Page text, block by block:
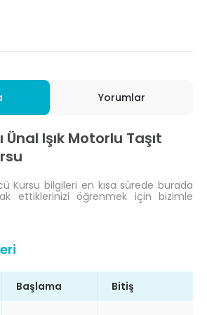
Yorumlar
Ünal Işık Motorlu Taşıt
Kursu bilgileri en kısa sürede burada
ettiklerinizi öğrenmek için bizimle
Başlama Bitiş